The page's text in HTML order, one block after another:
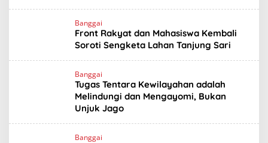
Banggai
Front Rakyat dan Mahasiswa Kembali
Soroti Sengketa Lahan Tanjung Sari
Banggai
Tugas Tentara Kewilayahan adalah
Melindungi dan Mengayomi, Bukan
Unjuk Jago
Banggai